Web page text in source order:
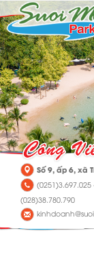
Số 9, ấp 6, xã
(0251)3.697.025
(028)38.780.790